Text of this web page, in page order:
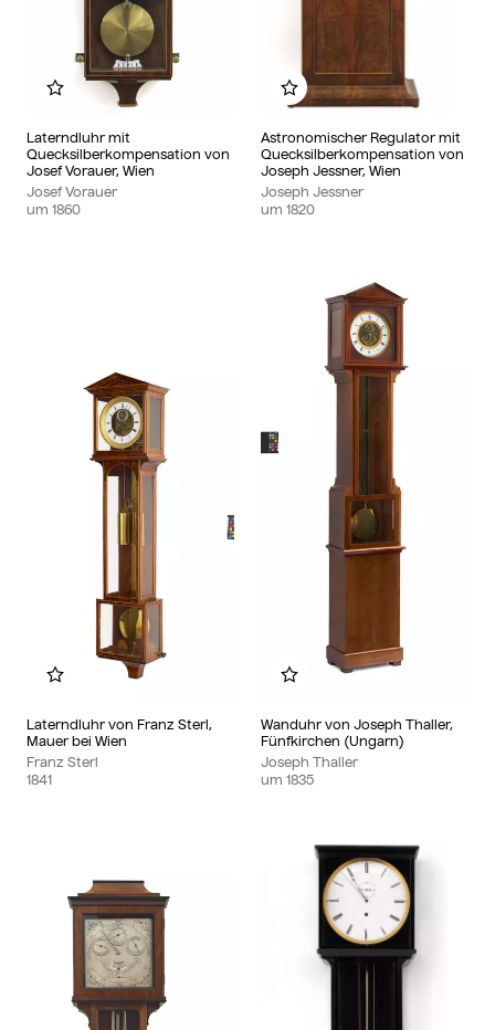
Laterndluhr mit
Quecksilberkompensation von
Josef Vorauer, Wien
Josef Vorauer
um 1860
Zu meinem Album hinzufügen
Astronomischer Regulator mit
Quecksilberkompensation von
Joseph Jessner, Wien
Joseph Jessner
um 1820
Zu meinem Album
Laterndluhr von Franz Sterl,
Mauer bei Wien
Franz Sterl
1841
Zu meinem Album hinzufügen
Wanduhr von Joseph Thaller,
Fünfkirchen (Ungarn)
Joseph Thaller
um 1835
Zu meinem Album